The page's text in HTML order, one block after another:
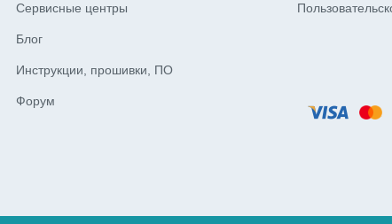
Сервисные центры
Блог
Инструкции, прошивки, ПО
Форум